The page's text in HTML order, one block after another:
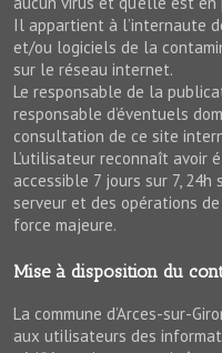
Il appartient à l’internaute
et/ou logiciels de la
sur le réseau internet.
Le responsable de la
responsable d’éventuels
consultation de ce site
L’utilisateur reconnaît avoir
accessible 7 jours sur 7,
serveur et des opérations
force majeure.
Mise à disposition du
La commune d’Arces-sur-
aux utilisateurs des